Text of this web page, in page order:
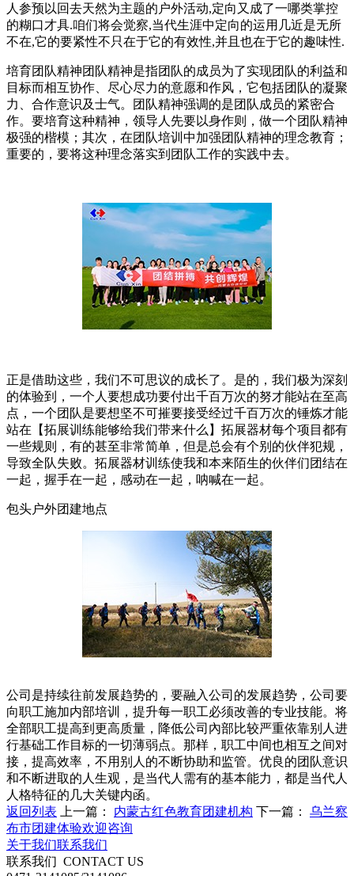
人参预以回去天然为主题的户外活动,定向又成了一哪类掌控
的糊口才具.咱们将会觉察,当代生涯中定向的运用几近是无所
不在,它的要紧性不只在于它的有效性,并且也在于它的趣味性.
培育团队精神团队精神是指团队的成员为了实现团队的利益和
目标而相互协作、尽心尽力的意愿和作风，它包括团队的凝聚
力、合作意识及士气。团队精神强调的是团队成员的紧密合
作。要培育这种精神，领导人先要以身作则，做一个团队精神
极强的楷模；其次，在团队培训中加强团队精神的理念教育；
重要的，要将这种理念落实到团队工作的实践中去。
正是借助这些，我们不可思议的成长了。是的，我们极为深刻
的体验到，一个人要想成功要付出千百万次的努才能站在至高
点，一个团队是要想坚不可摧要接受经过千百万次的锤炼才能
站在【拓展训练能够给我们带来什么】拓展器材每个项目都有
一些规则，有的甚至非常简单，但是总会有个别的伙伴犯规，
导致全队失败。拓展器材训练使我和本来陌生的伙伴们团结在
一起，握手在一起，感动在一起，呐喊在一起。
包头户外团建地点
公司是持续往前发展趋势的，要融入公司的发展趋势，公司要
向职工施加内部培训，提升每一职工必须改善的专业技能。将
全部职工提高到更高质量，降低公司內部比较严重依靠别人进
行基础工作目标的一切薄弱点。那样，职工中间也相互之间对
接，提高效率，不用别人的不断协助和监管。优良的团队意识
和不断进取的人生观，是当代人需有的基本能力，都是当代人
人格特征的几大关键内函。
返回列表
上一篇： 内蒙古红色教育团建机构 下一篇： 乌兰察
布市团建体验欢迎咨询
关于我们联系我们
联系我们 CONTACT US